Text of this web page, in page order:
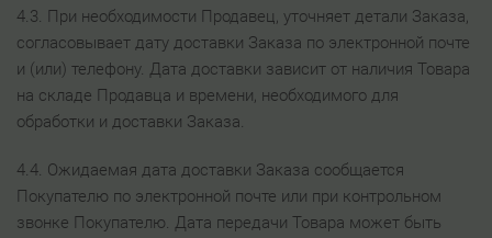
4.3. При необходимости Продавец, уточняет детали Заказа,
согласовывает дату доставки Заказа по электронной почте
и (или) телефону. Дата доставки зависит от наличия Товара
на складе Продавца и времени, необходимого для
обработки и доставки Заказа.
4.4. Ожидаемая дата доставки Заказа сообщается
Покупателю по электронной почте или при контрольном
звонке Покупателю. Дата передачи Товара может быть